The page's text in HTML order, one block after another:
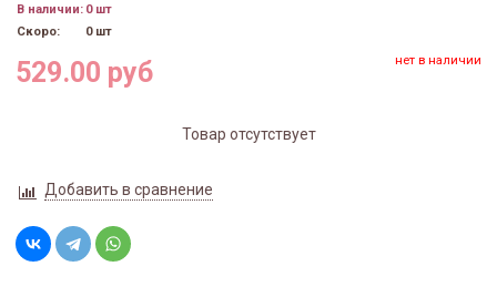
В наличии: 0 шт
Скоро:
0 шт
529.00 руб нет в наличии
Товар отсутствует
Добавить в сравнение